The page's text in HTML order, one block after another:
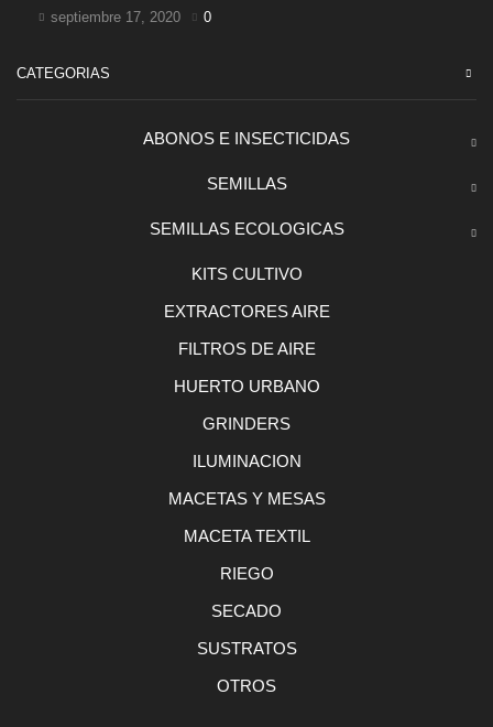
septiembre 17, 2020 0
CATEGORIAS
ABONOS E INSECTICIDAS
SEMILLAS
SEMILLAS ECOLOGICAS
KITS CULTIVO
EXTRACTORES AIRE
FILTROS DE AIRE
HUERTO URBANO
GRINDERS
ILUMINACION
MACETAS Y MESAS
MACETA TEXTIL
RIEGO
SECADO
SUSTRATOS
OTROS